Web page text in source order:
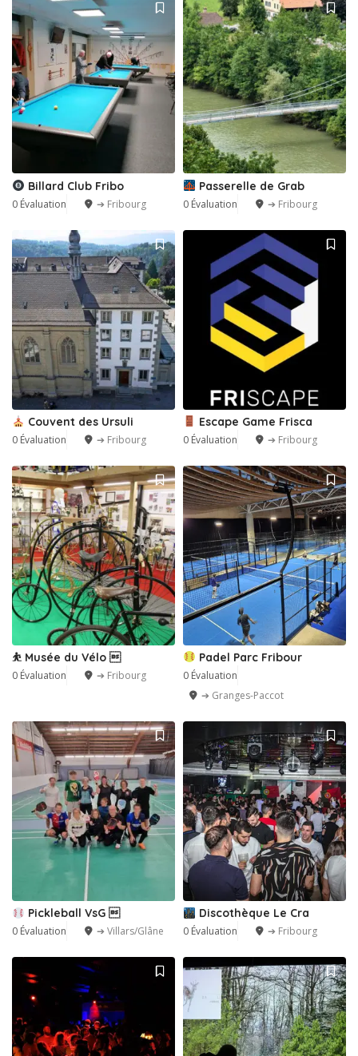
Billard Club Fribo
0 Évaluation ➔ Fribourg
Passerelle de Grab
0 Évaluation ➔ Fribourg
Couvent des Ursuli
0 Évaluation ➔ Fribourg
Escape Game Frisca
0 Évaluation ➔ Fribourg
⛹️ Musée du Vélo 
0 Évaluation ➔ Fribourg
Padel Parc Fribour
0 Évaluation
➔ Granges-Paccot
Pickleball VsG 
0 Évaluation ➔ Villars/Glâne
Discothèque Le Cra
0 Évaluation ➔ Fribourg